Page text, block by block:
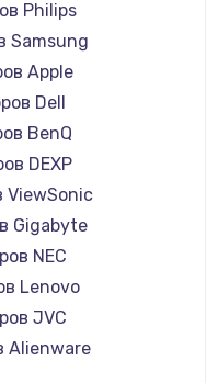
NFC
Philips
Samsung
Apple
Dell
BenQ
DEXP
ViewSonic
Gigabyte
NEC
Lenovo
JVC
Alienware